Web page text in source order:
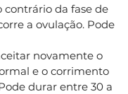
contrário da fase de
a ovulação. Pode
novamente o
e o corrimento
durar entre 30 a